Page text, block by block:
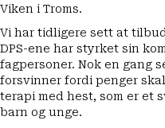
Viken i Troms.
Vi har tidligere sett at
DPS-ene har styrket sin
fagpersoner. Nok en gang
forsvinner fordi penger
terapi med hest, som er
barn og unge.